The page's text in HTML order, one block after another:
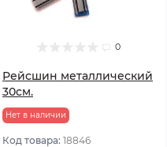
0
Рейсшин металлический
30см.
Нет в наличии
Код товара: 18846